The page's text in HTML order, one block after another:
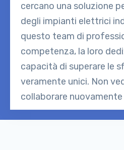
cercano una soluzione
degli impianti elettrici
questo team di
competenza, la loro
capacità di superare le
veramente unici. Non
collaborare